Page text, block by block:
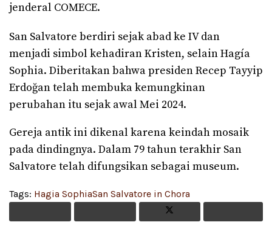
jenderal COMECE.
San Salvatore berdiri sejak abad ke IV dan
menjadi simbol kehadiran Kristen, selain Hagía
Sophia. Diberitakan bahwa presiden Recep Tayyip
Erdoğan telah membuka kemungkinan
perubahan itu sejak awal Mei 2024.
Gereja antik ini dikenal karena keindah mosaik
pada dindingnya. Dalam 79 tahun terakhir San
Salvatore telah difungsikan sebagai museum.
Tags: Hagia SophiaSan Salvatore in Chora